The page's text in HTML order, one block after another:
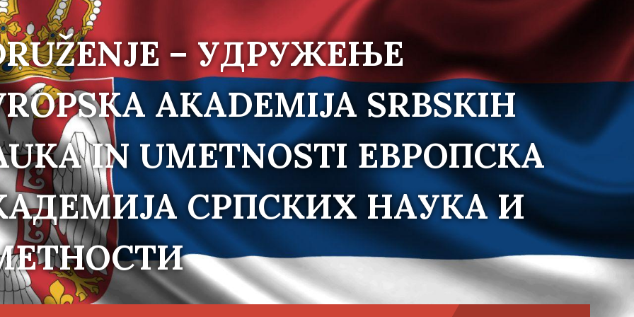
– УДРУЖЕЊЕ
AKADEMIJA SRBSKIH
IN UMETNOSTI ЕВРОПСКА
СРПСКИХ НАУКА И
Choose